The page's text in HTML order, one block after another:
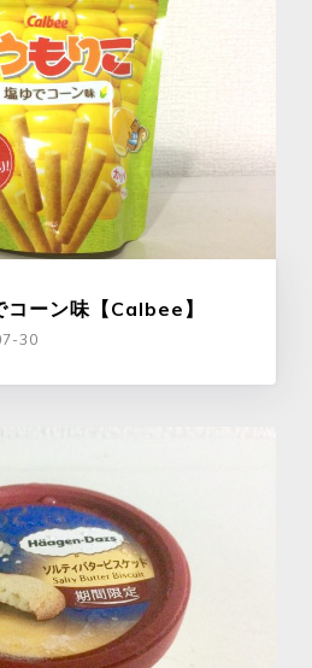
コーン味【Calbee】
30